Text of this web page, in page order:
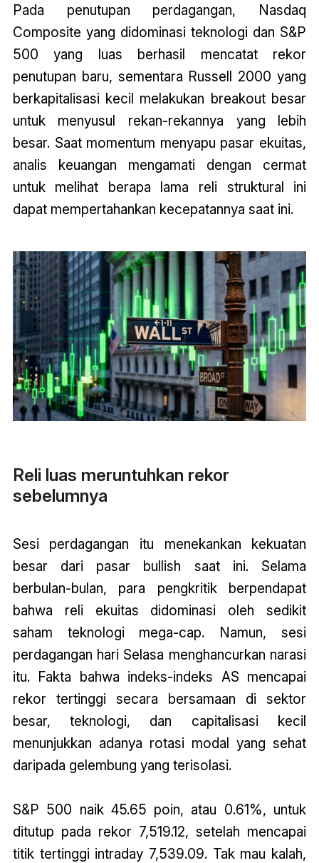
Pada penutupan perdagangan, Nasdaq
Composite yang didominasi teknologi dan S&P
500 yang luas berhasil mencatat rekor
penutupan baru, sementara Russell 2000 yang
berkapitalisasi kecil melakukan breakout besar
untuk menyusul rekan-rekannya yang lebih
besar. Saat momentum menyapu pasar ekuitas,
analis keuangan mengamati dengan cermat
untuk melihat berapa lama reli struktural ini
dapat mempertahankan kecepatannya saat ini.
Reli luas meruntuhkan rekor
sebelumnya
Sesi perdagangan itu menekankan kekuatan
besar dari pasar bullish saat ini. Selama
berbulan-bulan, para pengkritik berpendapat
bahwa reli ekuitas didominasi oleh sedikit
saham teknologi mega-cap. Namun, sesi
perdagangan hari Selasa menghancurkan narasi
itu. Fakta bahwa indeks-indeks AS mencapai
rekor tertinggi secara bersamaan di sektor
besar, teknologi, dan capitalisasi kecil
menunjukkan adanya rotasi modal yang sehat
daripada gelembung yang terisolasi.
S&P 500 naik 45.65 poin, atau 0.61%, untuk
ditutup pada rekor 7,519.12, setelah mencapai
titik tertinggi intraday 7,539.09. Tak mau kalah,